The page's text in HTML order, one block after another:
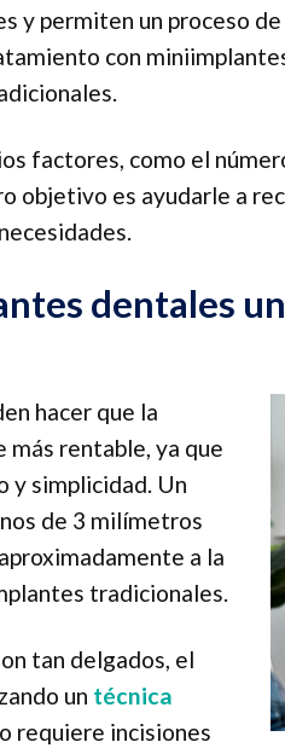
y permiten un proceso
con
factores, como el
objetivo es ayudarle a
dentales
hacer que la
rentable, ya que
y simplicidad. Un
de 3 milímetros
a la
tradicionales.
tan delgados, el
un técnica
requiere incisiones